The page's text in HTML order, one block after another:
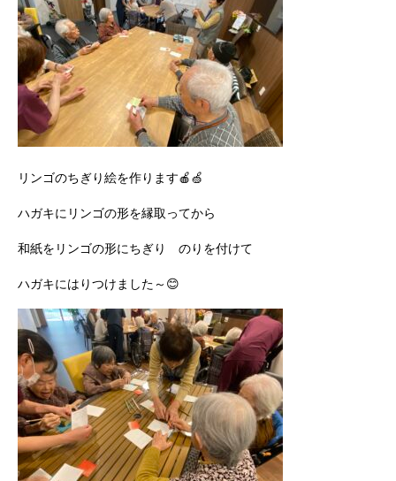
リンゴのちぎり絵を作ります🍎🍏
ハガキにリンゴの形を縁取ってから
和紙をリンゴの形にちぎり のりを付けて
ハガキにはりつけました～😊